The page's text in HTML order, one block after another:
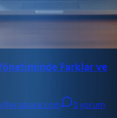
Farklar ve
0 yorum